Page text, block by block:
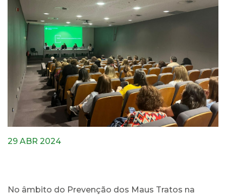
29 ABR 2024
No âmbito do Prevenção dos Maus Tratos na